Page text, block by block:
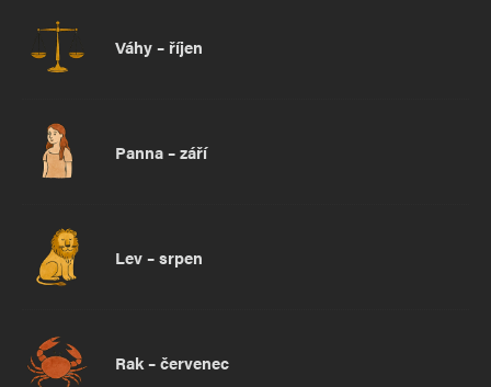
Váhy – říjen
Panna – září
Lev – srpen
Rak – červenec